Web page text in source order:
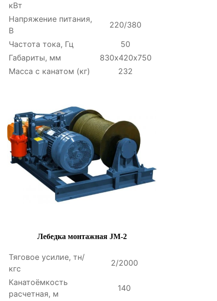
кВт
Напряжение питания,
В
220/380
Частота тока, Гц
50
Габариты, мм
830х420х750
Масса с канатом (кг)
232
Лебедка монтажная JM-2
Тяговое усилие, тн/
кгс
2/2000
Канатоёмкость
расчетная, м
140